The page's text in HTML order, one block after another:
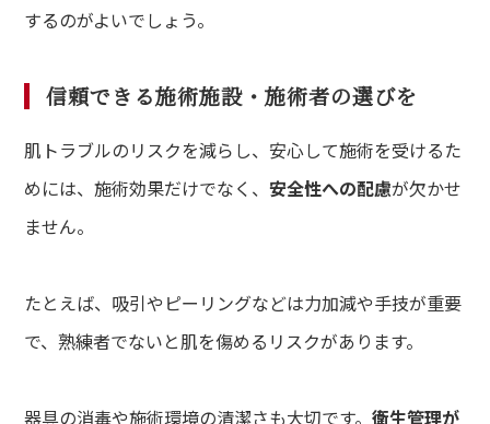
するのがよいでしょう。
信頼できる施術施設・施術者の選びを
肌トラブルのリスクを減らし、安心して施術を受けるた
めには、施術効果だけでなく、安全性への配慮が欠かせ
ません。
たとえば、吸引やピーリングなどは力加減や手技が重要
で、熟練者でないと肌を傷めるリスクがあります。
器具の消毒や施術環境の清潔さも大切です。衛生管理が